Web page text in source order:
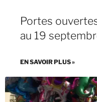
Portes
au 19
EN SAVOIR PLUS »